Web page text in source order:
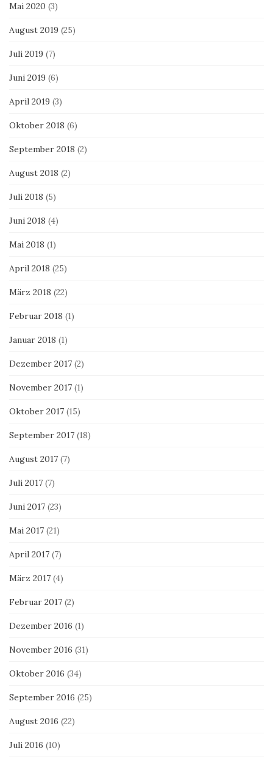
Mai 2020 (3)
August 2019 (25)
Juli 2019 (7)
Juni 2019 (6)
April 2019 (3)
Oktober 2018 (6)
September 2018 (2)
August 2018 (2)
Juli 2018 (5)
Juni 2018 (4)
Mai 2018 (1)
April 2018 (25)
März 2018 (22)
Februar 2018 (1)
Januar 2018 (1)
Dezember 2017 (2)
November 2017 (1)
Oktober 2017 (15)
September 2017 (18)
August 2017 (7)
Juli 2017 (7)
Juni 2017 (23)
Mai 2017 (21)
April 2017 (7)
März 2017 (4)
Februar 2017 (2)
Dezember 2016 (1)
November 2016 (31)
Oktober 2016 (34)
September 2016 (25)
August 2016 (22)
Juli 2016 (10)